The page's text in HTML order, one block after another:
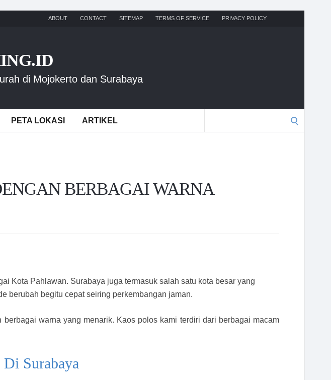
ABOUT CONTACT SITEMAP TERMS OF SERVICE PRIVACY POLICY
di Mojokerto dan Surabaya
PETA LOKASI ARTIKEL
BERBAGAI WARNA
Kota Pahlawan. Surabaya juga termasuk salah satu kota besar yang
berubah begitu cepat seiring perkembangan jaman.
warna yang menarik. Kaos polos kami terdiri dari berbagai macam
Surabaya